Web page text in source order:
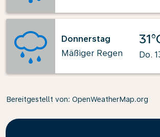
Donnerstag
Mäßiger Regen
Do.
Bereitgestellt von: OpenWeatherMap.org